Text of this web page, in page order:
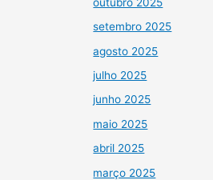
setembro 2025
agosto 2025
julho 2025
junho 2025
maio 2025
abril 2025
março 2025